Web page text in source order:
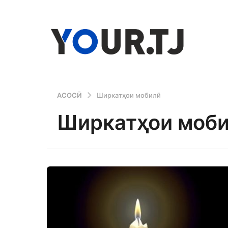
АСОСӢ Ширкатҳои мобилӣ
Ширкатҳои